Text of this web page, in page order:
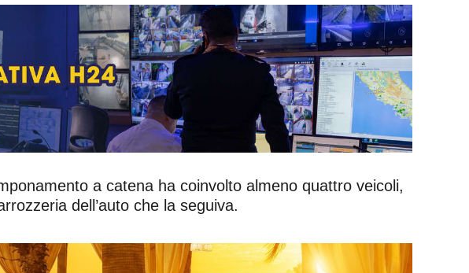
a catena ha coinvolto almeno quattro veicoli,
dell’auto che la seguiva.